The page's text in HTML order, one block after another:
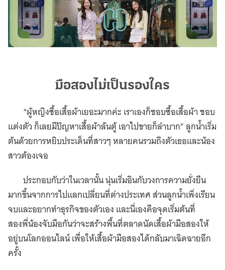
มือสองไม่เป็นรองใคร
“ผู้หญิงซื้อเสื้อผ้าเยอะมากค่ะ เราเองก็ชอบซื้อเสื้อผ้า ชอบ
แต่งตัว ก็เลยมีปัญหาเสื้อผ้าล้นตู้ เอาไปขายก็ลำบาก” ลูกน้ำเริ่ม
ต้นด้วยการหยิบประเด็นที่สาวๆ หลายคนรวมถึงตัวเธอและน้อง
สาวต้องเจอ
ประกอบกับว่าในเวลานั้น นุ่นเริ่มอินกับวงการความยั่งยืน
มากขึ้นจากการไปแลกเปลี่ยนที่ต่างประเทศ ส่วนลูกน้ำเพิ่งเรียน
จบและอยากทำธุรกิจของตัวเอง และนี่เองคือจุดเริ่มต้นที่
สองพี่น้องจับมือกันว่าจะสร้างพื้นที่ตลาดนัดเสื้อผ้ามือสองให้
อยู่บนโลกออนไลน์ เพื่อให้เสื้อผ้ามือสองได้กลับมาเฉิดฉายอีก
ครั้ง